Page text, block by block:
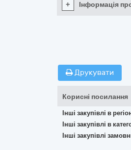
+ Інформація
Друкувати
Корисні посилання
Інші закупівлі в
Інші закупівлі в
Інші закупівлі